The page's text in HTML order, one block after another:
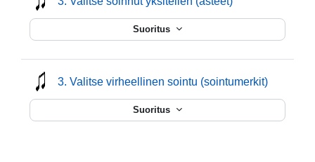
Suoritus
3. Valitse virheellinen sointu (sointumerkit)mmusic
Suoritus